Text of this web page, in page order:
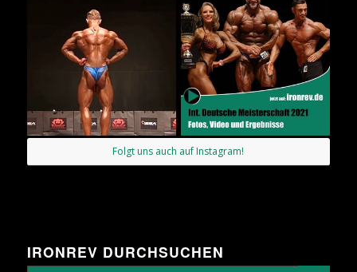
Folgt uns auch auf Instagram!
IRONREV DURCHSUCHEN